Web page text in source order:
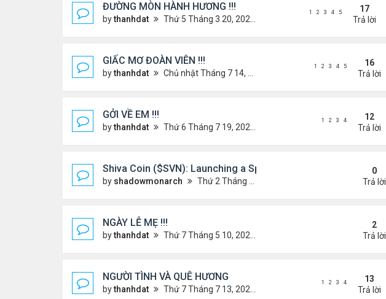
ĐƯỜNG MÒN HÀNH HƯƠNG !!!
bythanhdat Thứ 5 Tháng 3 20, 2025 5:00 pm
17
Trả lời
1 2 3 4 5
GIẤC MƠ ĐOÀN VIÊN !!!
bythanhdat Chủ nhật Tháng 7 14, 2024 10:46 am
16
Trả lời
1 2 3 4 5
GỞI VỀ EM !!!
bythanhdat Thứ 6 Tháng 7 19, 2024 5:22 pm
12
Trả lời
1 2 3 4
Shiva Coin ($SVN): Launching a Spiritually Backed Token
by shadowmonarch Thứ 2 Tháng 5 19, 2025 7:01 am
0
Trả lời
NGÀY LỄ MẸ !!!
bythanhdat Thứ 7 Tháng 5 10, 2025 4:21 pm
2
Trả lời
NGƯỜI TÌNH VÀ QUÊ HƯƠNG
bythanhdat Thứ 7 Tháng 7 13, 2024 12:55 pm
13
Trả lời
1 2 3 4